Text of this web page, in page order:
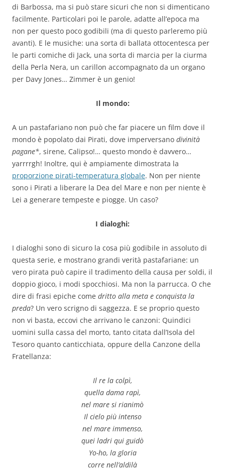
di Barbossa, ma si può stare sicuri che non si dimenticano
facilmente. Particolari poi le parole, adatte all’epoca ma
non per questo poco godibili (ma di questo parleremo più
avanti). E le musiche: una sorta di ballata ottocentesca per
le parti comiche di Jack, una sorta di marcia per la ciurma
della Perla Nera, un carillon accompagnato da un organo
per Davy Jones… Zimmer è un genio!
Il mondo:
A un pastafariano non può che far piacere un film dove il
mondo è popolato dai Pirati, dove imperversano divinità
pagane*, sirene, Calipso!… questo mondo è davvero…
yarrrrgh! Inoltre, qui è ampiamente dimostrata la
proporzione pirati-temperatura globale. Non per niente
sono i Pirati a liberare la Dea del Mare e non per niente è
Lei a generare tempeste e piogge. Un caso?
I dialoghi:
I dialoghi sono di sicuro la cosa più godibile in assoluto di
questa serie, e mostrano grandi verità pastafariane: un
vero pirata può capire il tradimento della causa per soldi, il
doppio gioco, i modi spocchiosi. Ma non la parrucca. O che
dire di frasi epiche come dritto alla meta e conquista la
preda? Un vero scrigno di saggezza. E se proprio questo
non vi basta, eccovi che arrivano le canzoni: Quindici
uomini sulla cassa del morto, tanto citata dall’Isola del
Tesoro quanto canticchiata, oppure della Canzone della
Fratellanza:
Il re la colpì,
quella dama rapì,
nel mare si rianimò
Il cielo più intenso
nel mare immenso,
quei ladri qui guidò
Yo-ho, la gloria
corre nell’aldilà